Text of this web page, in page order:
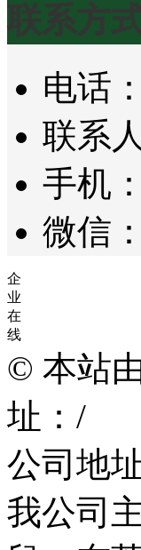
联系方
电话
联系
手机
微信
企
业
在
线
© 本站
址：/
公司地
我公司